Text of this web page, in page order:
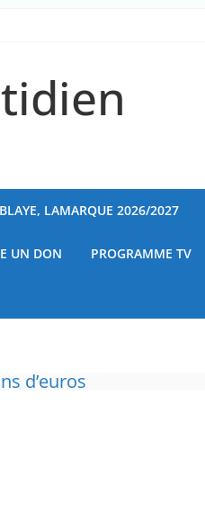
LAMARQUE 2026/2027
UN DON PROGRAMME TV
est un facteur de